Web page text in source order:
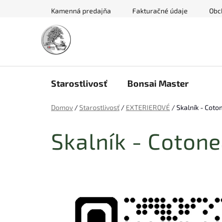
Kamenná predajňa Fakturačné údaje
Starostlivosť Bonsai Master
Domov /Starostlivosť / EXTERIEROVÉ /Skalník -
Skalník -